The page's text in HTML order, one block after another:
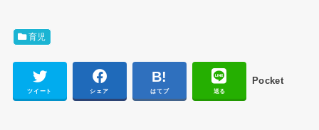
育児
ツイート シェア はてブ 送る
Pocket